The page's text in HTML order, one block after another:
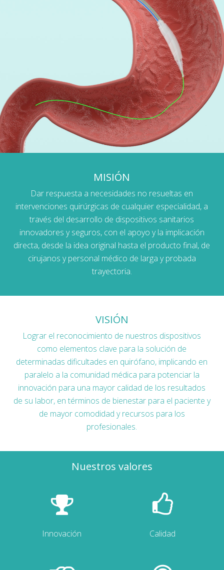
MISIÓN
Dar respuesta a necesidades no resueltas en
intervenciones quirúrgicas de cualquier especialidad, a
través del desarrollo de dispositivos sanitarios
innovadores y seguros, con el apoyo y la implicación
directa, desde la idea original hasta el producto final, de
cirujanos y personal médico de larga y probada
trayectoria.
VISIÓN
Lograr el reconocimiento de nuestros dispositivos
como elementos clave para la solución de
determinadas dificultades en quirófano, implicando en
paralelo a la comunidad médica para potenciar la
innovación para una mayor calidad de los resultados
de su labor, en términos de bienestar para el paciente y
de mayor comodidad y recursos para los
profesionales.
Nuestros valores
Innovación Calidad